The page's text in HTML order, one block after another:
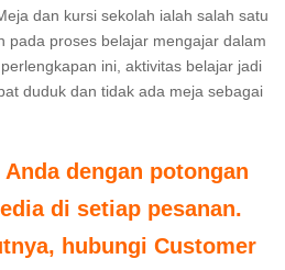
dan kursi sekolah ialah salah satu
pada proses belajar mengajar dalam
ini, aktivitas belajar jadi
duduk dan tidak ada meja sebagai
dengan potongan
di setiap pesanan.
hubungi Customer